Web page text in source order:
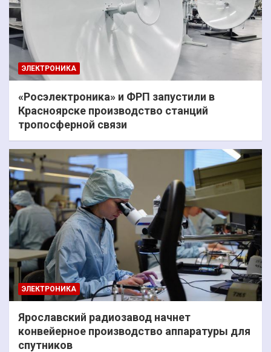
ЭЛЕКТРОНИКА
«Росэлектроника» и ФРП запустили в
Красноярске производство станций
тропосферной связи
ЭЛЕКТРОНИКА
Ярославский радиозавод начнет
конвейерное производство аппаратуры для
спутников